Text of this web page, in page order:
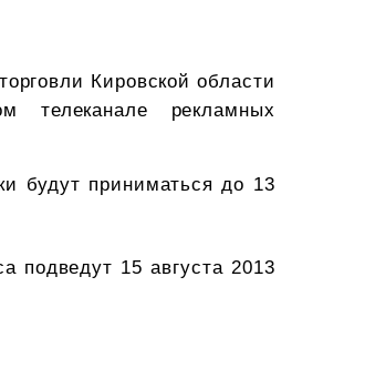
Кировской области
телеканале рекламных
будут приниматься до 13
подведут 15 августа 2013